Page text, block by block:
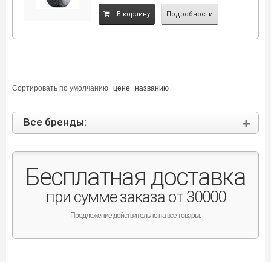
B корзину Подробности
Сортировать поумолчанию цене названию
Все бренды:
Бесплатная доставка
при сумме заказа от 30000
Предложение действительно на все товары.